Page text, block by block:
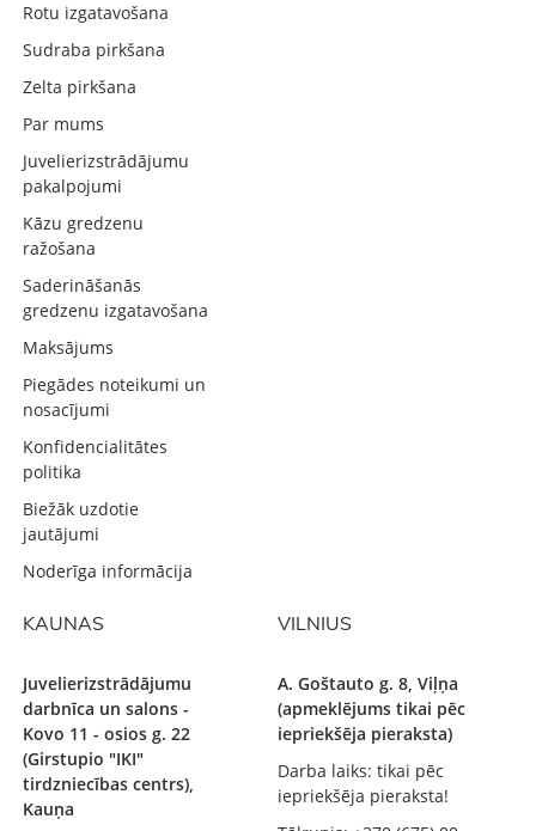
Rotu izgatavošana
Sudraba pirkšana
Zelta pirkšana
Par mums
Juvelierizstrādājumu
pakalpojumi
Kāzu gredzenu
ražošana
Saderināšanās
gredzenu izgatavošana
Maksājums
Piegādes noteikumi un
nosacījumi
Konfidencialitātes
politika
Biežāk uzdotie
jautājumi
Noderīga informācija
KAUNAS
Juvelierizstrādājumu
darbnīca un salons -
Kovo 11 - osios g. 22
(Girstupio "IKI"
tirdzniecības centrs),
Kauņa
VILNIUS
A. Goštauto g. 8, Viļņa
(apmeklējums tikai pēc
iepriekšēja pieraksta)
Darba laiks: tikai pēc
iepriekšēja pieraksta!